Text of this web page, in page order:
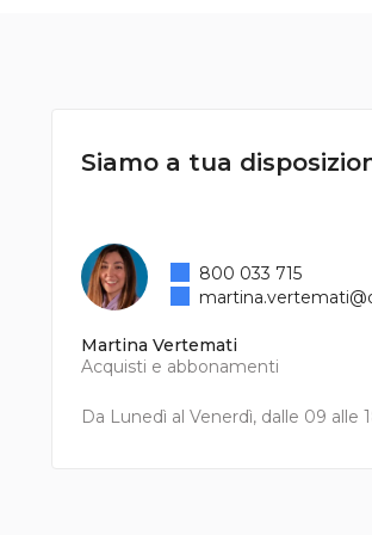
Siamo a tua
Martina Vertemati
Acquisti e abbonamenti
Da Lunedì al Venerdì, dalle 09 alle
800 033 715